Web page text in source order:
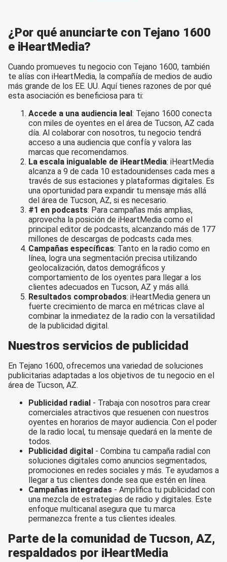
¿Por qué anunciarte con Tejano 1600
e iHeartMedia?
Cuando promueves tu negocio con Tejano 1600, también
te alías con iHeartMedia, la compañía de medios de audio
más grande de los EE. UU. Aquí tienes razones de por qué
esta asociación es beneficiosa para ti:
Accede a una audiencia leal: Tejano 1600 conecta
con miles de oyentes en el área de Tucson, AZ cada
día. Al colaborar con nosotros, tu negocio tendrá
acceso a una audiencia que confía y valora las
marcas que recomendamos.
La escala inigualable de iHeartMedia: iHeartMedia
alcanza a 9 de cada 10 estadounidenses cada mes a
través de sus estaciones y plataformas digitales. Es
una oportunidad para expandir tu mensaje más allá
del área de Tucson, AZ, si es necesario.
#1 en podcasts: Para campañas más amplias,
aprovecha la posición de iHeartMedia como el
principal editor de podcasts, alcanzando más de 177
millones de descargas de podcasts cada mes.
Campañas específicas: Tanto en la radio como en
línea, logra una segmentación precisa utilizando
geolocalización, datos demográficos y
comportamiento de los oyentes para llegar a los
clientes adecuados en Tucson, AZ y más allá.
Resultados comprobados: iHeartMedia genera un
fuerte crecimiento de marca en métricas clave al
combinar la inmediatez de la radio con la versatilidad
de la publicidad digital.
Nuestros servicios de publicidad
En Tejano 1600, ofrecemos una variedad de soluciones
publicitarias adaptadas a los objetivos de tu negocio en el
área de Tucson, AZ.
Publicidad radial - Trabaja con nosotros para crear
comerciales atractivos que resuenen con nuestros
oyentes en horarios de mayor audiencia. Con el poder
de la radio local, tu mensaje quedará en la mente de
todos.
Publicidad digital - Combina tu campaña radial con
soluciones digitales como anuncios segmentados,
promociones en redes sociales y más. Te ayudamos a
llegar a tus clientes donde sea que estén en línea.
Campañas integradas - Amplifica tu publicidad con
una mezcla de estrategias de radio y digitales. Este
enfoque multicanal asegura que tu marca
permanezca frente a tus clientes ideales.
Parte de la comunidad de Tucson, AZ,
respaldados por iHeartMedia